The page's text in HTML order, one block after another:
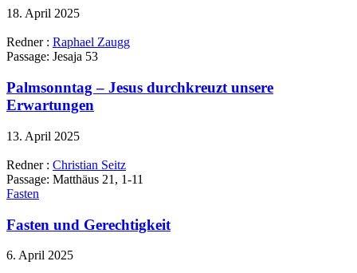
18. April 2025
Redner : Raphael Zaugg
Passage: Jesaja 53
Palmsonntag – Jesus durchkreuzt unsere
Erwartungen
13. April 2025
Redner : Christian Seitz
Passage: Matthäus 21, 1-11
Fasten
Fasten und Gerechtigkeit
6. April 2025